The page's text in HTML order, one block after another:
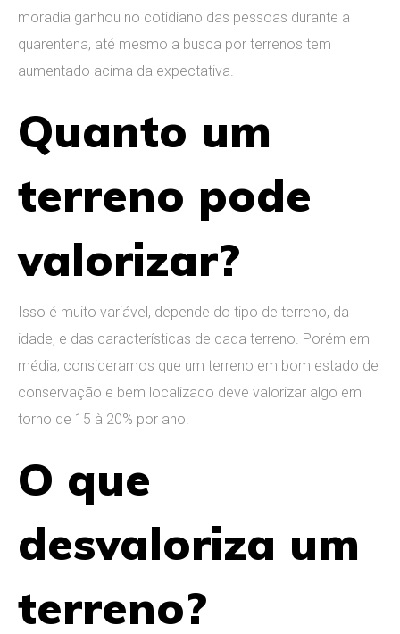
moradia ganhou no cotidiano das pessoas durante a
quarentena, até mesmo a busca por terrenos tem
aumentado acima da expectativa.
Quanto um
terreno pode
valorizar?
Isso é muito variável, depende do tipo de terreno, da
idade, e das características de cada terreno. Porém em
média, consideramos que um terreno em bom estado de
conservação e bem localizado deve valorizar algo em
torno de 15 à 20% por ano.
O que
desvaloriza um
terreno?